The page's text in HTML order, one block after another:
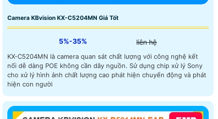
Camera KBvision KX-C5204MN Giá Tốt
5%-35% liên hệ
KX-C5204MN là camera quan sát chất lượng với công nghệ kết
nối dễ dàng POE không cần dây nguồn. Sử dụng chip xử lý Sony
cho xử lý hình ảnh chất lượng cao phát hiện chuyển động và phát
hiện con người